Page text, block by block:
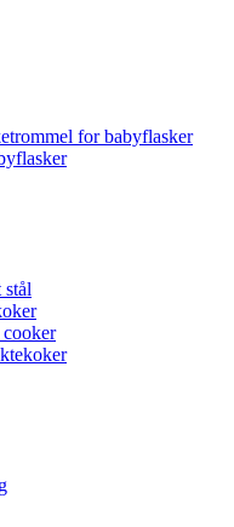
for babyflasker
stål